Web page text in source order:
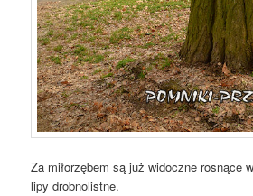
Za miłorzębem są już widoczne rosnące
lipy drobnolistne.